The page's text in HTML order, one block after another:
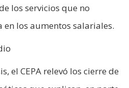
los servicios que no
los aumentos salariales.
el CEPA relevó los cierre de